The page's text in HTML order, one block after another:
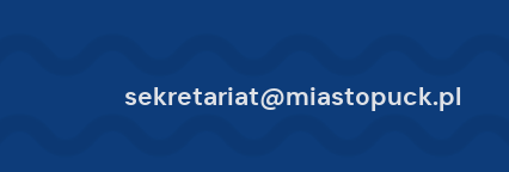
sekretariat@miastopuck.pl